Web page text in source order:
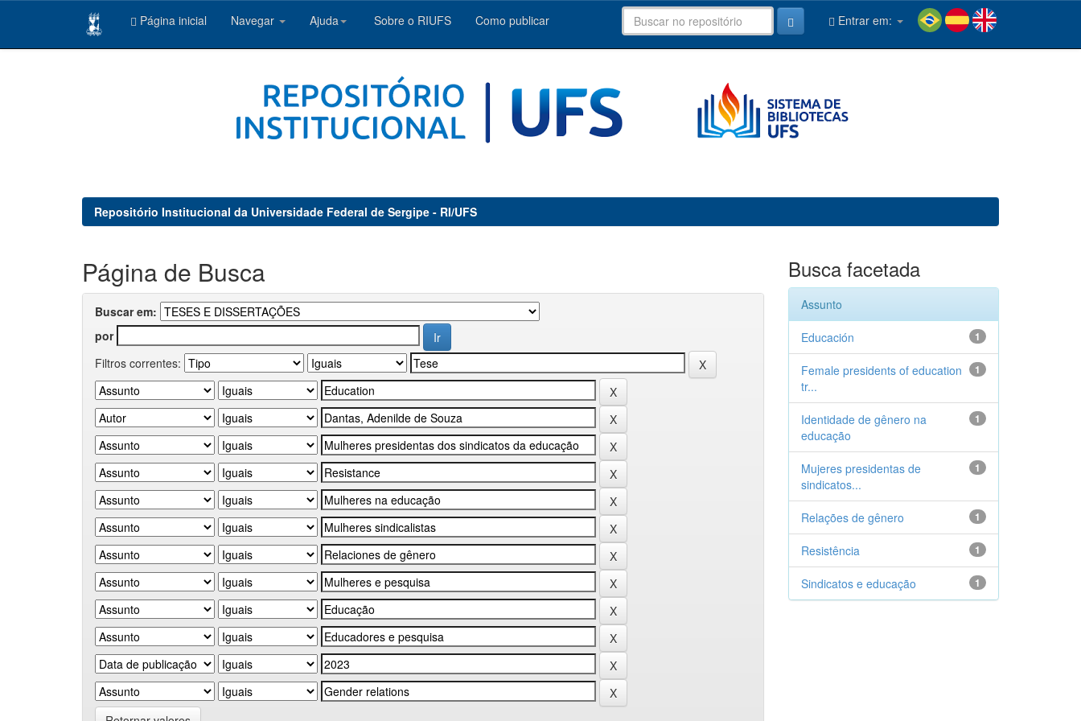
Página inicial Navegar Ajuda Sobre o RIUFS Como publicar Entrar em:
Repositório Institucional da Universidade Federal de Sergipe - RI/UFS
Página de Busca
Buscar em:
por
Filtros correntes:
Busca facetada
Assunto
1
Educación
1
Female presidents of education
tr...
1
Identidade de gênero na
educação
1
Mujeres presidentas de
sindicatos...
1
Relações de gênero
1
Resistência
1
Sindicatos e educação